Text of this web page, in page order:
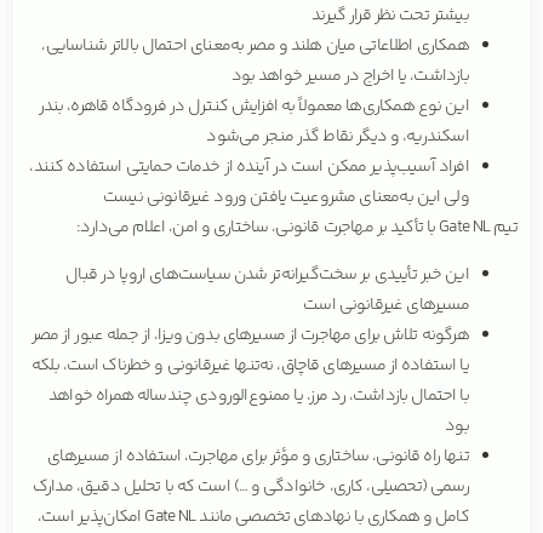
بیشتر تحت نظر قرار گیرند
همکاری اطلاعاتی میان هلند و مصر به‌معنای احتمال بالاتر شناسایی،
بازداشت، یا اخراج در مسیر خواهد بود
این نوع همکاری‌ها معمولاً به افزایش کنترل در فرودگاه قاهره، بندر
اسکندریه، و دیگر نقاط گذر منجر می‌شود
افراد آسیب‌پذیر ممکن است در آینده از خدمات حمایتی استفاده کنند،
ولی این به‌معنای مشروعیت یافتن ورود غیرقانونی نیست
تیم Gate NL با تأکید بر مهاجرت قانونی، ساختاری و امن، اعلام می‌دارد:
این خبر تأییدی بر سخت‌گیرانه‌تر شدن سیاست‌های اروپا در قبال
مسیرهای غیرقانونی است
هرگونه تلاش برای مهاجرت از مسیرهای بدون ویزا، از جمله عبور از مصر
یا استفاده از مسیرهای قاچاق، نه‌تنها غیرقانونی و خطرناک است، بلکه
با احتمال بازداشت، رد مرز، یا ممنوع‌الورودی چندساله همراه خواهد
بود
تنها راه قانونی، ساختاری و مؤثر برای مهاجرت، استفاده از مسیرهای
رسمی (تحصیلی، کاری، خانوادگی و …) است که با تحلیل دقیق، مدارک
کامل و همکاری با نهادهای تخصصی مانند Gate NL امکان‌پذیر است،